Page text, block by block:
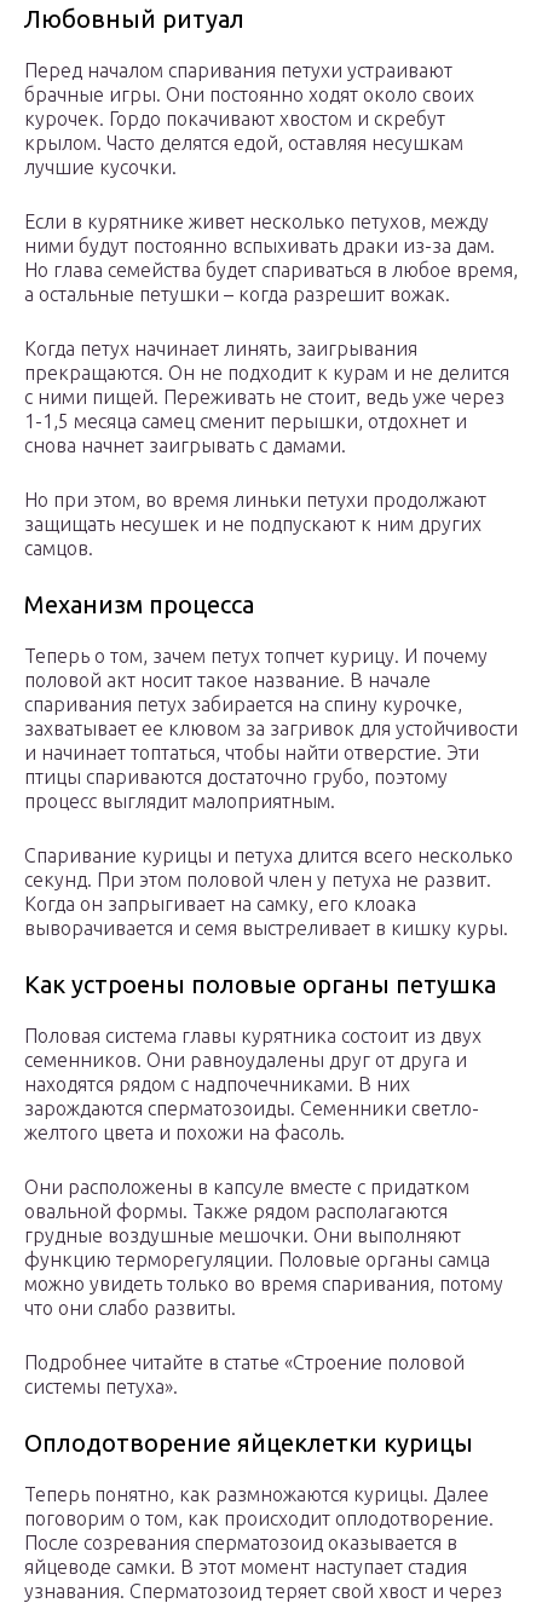
Любовный ритуал
Перед началом спаривания петухи устраивают
брачные игры. Они постоянно ходят около своих
курочек. Гордо покачивают хвостом и скребут
крылом. Часто делятся едой, оставляя несушкам
лучшие кусочки.
Если в курятнике живет несколько петухов, между
ними будут постоянно вспыхивать драки из-за дам.
Но глава семейства будет спариваться в любое время,
а остальные петушки – когда разрешит вожак.
Когда петух начинает линять, заигрывания
прекращаются. Он не подходит к курам и не делится
с ними пищей. Переживать не стоит, ведь уже через
1-1,5 месяца самец сменит перышки, отдохнет и
снова начнет заигрывать с дамами.
Но при этом, во время линьки петухи продолжают
защищать несушек и не подпускают к ним других
самцов.
Механизм процесса
Теперь о том, зачем петух топчет курицу. И почему
половой акт носит такое название. В начале
спаривания петух забирается на спину курочке,
захватывает ее клювом за загривок для устойчивости
и начинает топтаться, чтобы найти отверстие. Эти
птицы спариваются достаточно грубо, поэтому
процесс выглядит малоприятным.
Спаривание курицы и петуха длится всего несколько
секунд. При этом половой член у петуха не развит.
Когда он запрыгивает на самку, его клоака
выворачивается и семя выстреливает в кишку куры.
Как устроены половые органы петушка
Половая система главы курятника состоит из двух
семенников. Они равноудалены друг от друга и
находятся рядом с надпочечниками. В них
зарождаются сперматозоиды. Семенники светло-
желтого цвета и похожи на фасоль.
Они расположены в капсуле вместе с придатком
овальной формы. Также рядом располагаются
грудные воздушные мешочки. Они выполняют
функцию терморегуляции. Половые органы самца
можно увидеть только во время спаривания, потому
что они слабо развиты.
Подробнее читайте в статье «Строение половой
системы петуха».
Оплодотворение яйцеклетки курицы
Теперь понятно, как размножаются курицы. Далее
поговорим о том, как происходит оплодотворение.
После созревания сперматозоид оказывается в
яйцеводе самки. В этот момент наступает стадия
узнавания. Сперматозоид теряет свой хвост и через